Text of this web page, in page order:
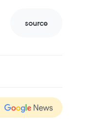
source